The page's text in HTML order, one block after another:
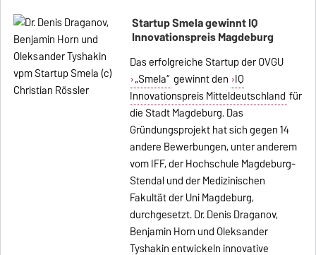
Startup Smela gewinnt IQ
Innovationspreis Magdeburg
Das erfolgreiche Startup der OVGU
„Smela“ gewinnt den IQ
Innovationspreis Mitteldeutschland für
die Stadt Magdeburg. Das
Gründungsprojekt hat sich gegen 14
andere Bewerbungen, unter anderem
vom IFF, der Hochschule Magdeburg-
Stendal und der Medizinischen
Fakultät der Uni Magdeburg,
durchgesetzt. Dr. Denis Draganov,
Benjamin Horn und Oleksander
Tyshakin entwickeln innovative